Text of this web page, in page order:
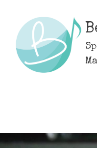
content